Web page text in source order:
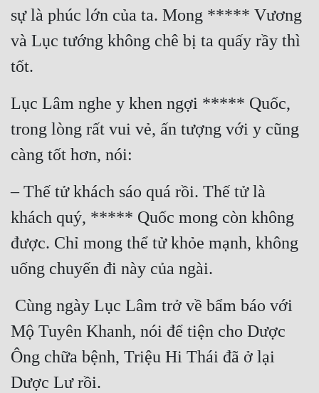
sự là phúc lớn của ta. Mong ***** Vương
và Lục tướng không chê bị ta quấy rầy thì
tốt.
Lục Lâm nghe y khen ngợi ***** Quốc,
trong lòng rất vui vẻ, ấn tượng với y cũng
càng tốt hơn, nói:
– Thế tử khách sáo quá rồi. Thế tử là
khách quý, ***** Quốc mong còn không
được. Chỉ mong thể tử khỏe mạnh, không
uống chuyến đi này của ngài.
Cùng ngày Lục Lâm trở về bẩm báo với
Mộ Tuyên Khanh, nói để tiện cho Dược
Ông chữa bệnh, Triệu Hi Thái đã ở lại
Dược Lư rồi.